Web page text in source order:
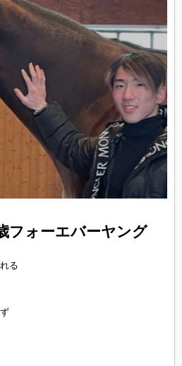
フォーエバーヤング
る